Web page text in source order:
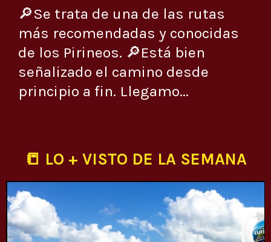
🔎Se trata de una de las rutas
más recomendadas y conocidas
de los Pirineos. 🔎Está bien
señalizado el camino desde
principio a fin. Llegamo...
📒 LO + VISTO DE LA SEMANA